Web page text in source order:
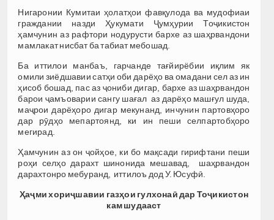
Нигаронии Кумитаи ҳолатҳои фавқулода ва мудофиаи
граждании назди Ҳукумати Ҷумҳурии Тоҷикистон
ҳамчунин аз рафтори нодурусти бархе аз шаҳрвандони
мамлакат нисбат ба табиат мебошад.
Ба иттилои манбаъ, гарчанде тағйирёбии иқлим як
омили зиёдшавии сатҳи оби дарёҳо ва омадани сел аз ин
ҳисоб бошад, пас аз ҷониби дигар, бархе аз шаҳрвандон
барои ҷамъоварии сангу шағал аз дарёҳо машғул шуда,
маҷрои дарёҳоро дигар мекунанд, инчунин партовҳоро
дар рӯдҳо мепартоянд, ки ин пеши селпартобҳоро
мегирад.
Ҳамчунин аз он ҷойҳое, ки бо мақсади гирифтани пеши
роҳи селҳо дарахт шинонида мешавад, шаҳрвандон
дарахтонро мебуранд, иттилоъ дод У. Юсуфӣ.
Ҳаҷми хориҷшавии газҳои гулхонаӣ дар Тоҷикистон
кам шудааст